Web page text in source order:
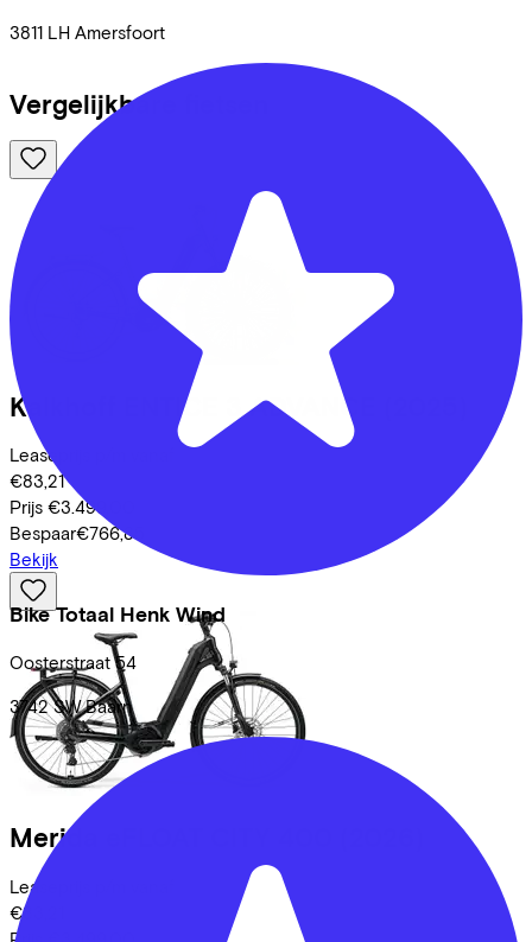
3811 LH Amersfoort
Bike Totaal Henk Wind
Oosterstraat 54
3742 SW Baarn
Vergelijkbare fietsen
Kalkhoff ENTICE 3 ADVANCE
Leaseprijs p/m vanaf
€83,21
Prijs €3.499,00
Bespaar€766,85
Bekijk
Merida
Leaseprijs p/m vanaf
€83,21